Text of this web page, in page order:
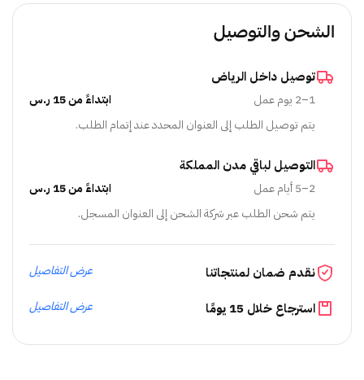
الشحن والتوصيل
توصيل داخل الرياض
1–2 يوم عمل
ابتداءً من 15 ر.س
يتم توصيل الطلب إلى العنوان المحدد عند إتمام الطلب.
التوصيل لباقي مدن المملكة
2–5 أيام عمل
ابتداءً من 15 ر.س
يتم شحن الطلب عبر شركة الشحن إلى العنوان المسجل.
نقدم ضمان لمنتجاتنا عرض التفاصيل
استرجاع خلال 15 يومًا عرض التفاصيل